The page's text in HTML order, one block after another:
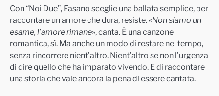
Con “Noi Due”, Fasano sceglie una ballata semplice, per
raccontare un amore che dura, resiste. «Non siamo un
esame, l’amore rimane», canta. È una canzone
romantica, sì. Ma anche un modo di restare nel tempo,
senza rincorrere nient’altro. Nient’altro se non l’urgenza
di dire quello che ha imparato vivendo. E di raccontare
una storia che vale ancora la pena di essere cantata.